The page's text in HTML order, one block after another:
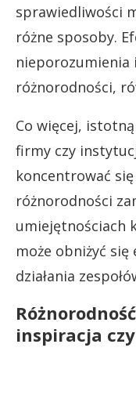
sprawiedliwości
różne sposoby.
nieporozumienia
różnorodności,
Co więcej,
firmy czy
koncentrować
różnorodności
umiejętnościach
może obniżyć
działania
inspiracja